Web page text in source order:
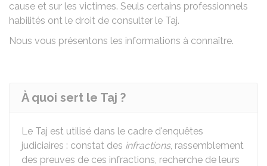
cause et sur les victimes. Seuls certains professionnels
habilités ont le droit de consulter le Taj.
Nous vous présentons les informations à connaître.
À quoi sert le Taj ?
Le Taj est utilisé dans le cadre d'enquêtes
judiciaires : constat des infractions, rassemblement
des preuves de ces infractions, recherche de leurs